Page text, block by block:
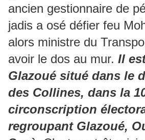
ancien gestionnaire de
jadis a osé défier feu
alors ministre du
avoir le dos au mur. Il
Glazoué situé dans le
des Collines, dans la
circonscription
regroupant Glazoué,